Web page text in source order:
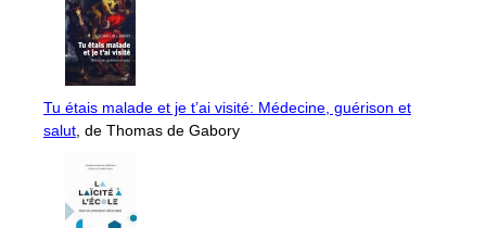
Tu étais malade et je t’ai visité: Médecine, guérison et
salut , de Thomas de Gabory